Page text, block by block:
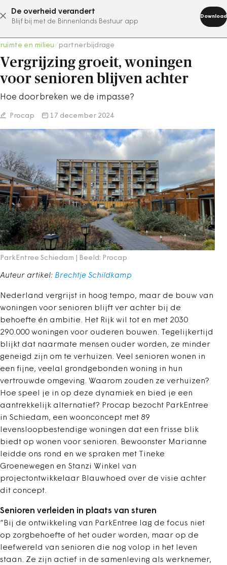
De overheid verandert
Blijf bij met de Binnenlands Bestuur app
Download
abonneer nu
ruimte en milieu partnerbijdrage
Vergrijzing groeit, woningen
voor senioren blijven achter
Hoe doorbreken we de impasse?
Procap 17 december 2024
ParkEntree Schiedam | Beeld: Procap
Auteur artikel: Brechtje Schildkamp
Nederland vergrijst in hoog tempo, maar de bouw van
woningen voor senioren blijft ver achter bij de
behoefte én ambitie. Het Rijk wil tot en met 2030
290.000 woningen voor ouderen bouwen. Tegelijkertijd
blijkt dat naarmate mensen ouder worden, ze minder
geneigd zijn om te verhuizen. Veel senioren wonen in
een fijne, veelal grondgebonden woning in hun
vertrouwde omgeving. Waarom zouden ze verhuizen?
Hoe speel je in op deze dynamiek en bied je een
aantrekkelijk alternatief? Procap bezocht ParkEntree
in Schiedam, een woonconcept met 89
levensloopbestendige woningen dat een frisse blik
biedt op wonen voor senioren. Bewoonster Marianne
leidde ons rond en we spraken met Tineke
Groenewegen en Stanzi Winkel van
projectontwikkelaar Blauwhoed over de visie achter
dit concept.
Senioren verleiden in plaats van sturen
“Bij de ontwikkeling van ParkEntree lag de focus niet
op zorgbehoefte of het ouder worden, maar op de
leefwereld van senioren die nog volop in het leven
staan. Ze zijn actief in de samenleving als werknemer,